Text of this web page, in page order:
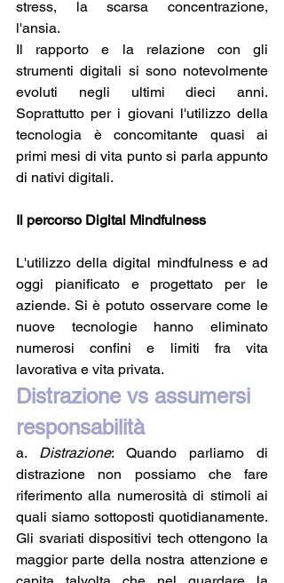
stress, la scarsa concentrazione,
l'ansia.
Il rapporto e la relazione con gli
strumenti digitali si sono notevolmente
evoluti negli ultimi dieci anni.
Soprattutto per i giovani l'utilizzo della
tecnologia è concomitante quasi ai
primi mesi di vita punto si parla appunto
di nativi digitali.
Il percorso Digital Mindfulness
L'utilizzo della digital mindfulness e ad
oggi pianificato e progettato per le
aziende. Si è potuto osservare come le
nuove tecnologie hanno eliminato
numerosi confini e limiti fra vita
lavorativa e vita privata.
Distrazione vs assumersi
responsabilità
a. Distrazione: Quando parliamo di
distrazione non possiamo che fare
riferimento alla numerosità di stimoli ai
quali siamo sottoposti quotidianamente.
Gli svariati dispositivi tech ottengono la
maggior parte della nostra attenzione e